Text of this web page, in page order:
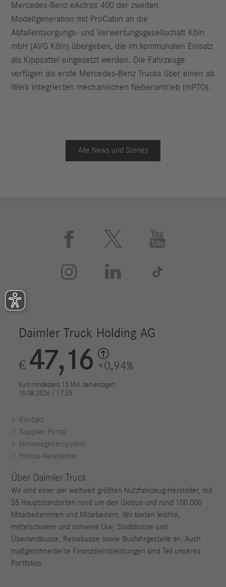
Mercedes-Benz eActros 400 der zweiten
Modellgeneration mit ProCabin an die
Abfallentsorgungs- und Verwertungsgesellschaft Köln
mbH (AVG Köln) übergeben, die im kommunalen Einsatz
als Kippsattel eingesetzt werden. Die Fahrzeuge
verfügen als erste Mercedes-Benz Trucks über einen ab
Werk integrierten mechanischen Nebenantrieb (mPTO).
Alle News und Stories
 


 
Kontakt
Supplier Portal
Hinweisgebersystem
Presse-Newsletter
Über Daimler Truck
Wir sind einer der weltweit größten Nutzfahrzeug-Hersteller, mit
35 Hauptstandorten rund um den Globus und rund 100.000
Mitarbeiterinnen und Mitarbeitern. Wir bieten leichte,
mittelschwere und schwere Lkw, Stadtbusse und
Überlandbusse, Reisebusse sowie Busfahrgestelle an. Auch
maßgeschneiderte Finanzdienstleistungen sind Teil unseres
Portfolios.